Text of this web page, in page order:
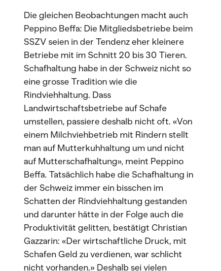
Die gleichen Beobachtungen macht auch
Peppino Beffa: Die Mitgliedsbetriebe beim
SSZV seien in der Tendenz eher kleinere
Betriebe mit im Schnitt 20 bis 30 Tieren.
Schafhaltung habe in der Schweiz nicht so
eine grosse Tradition wie die
Rindviehhaltung. Dass
Landwirtschaftsbetriebe auf Schafe
umstellen, passiere deshalb nicht oft. «Von
einem Milchviehbetrieb mit Rindern stellt
man auf Mutterkuhhaltung um und nicht
auf Mutterschafhaltung», meint Peppino
Beffa. Tatsächlich habe die Schafhaltung in
der Schweiz immer ein bisschen im
Schatten der Rindviehhaltung gestanden
und darunter hätte in der Folge auch die
Produktivität gelitten, bestätigt Christian
Gazzarin: «Der wirtschaftliche Druck, mit
Schafen Geld zu verdienen, war schlicht
nicht vorhanden.» Deshalb sei vielen